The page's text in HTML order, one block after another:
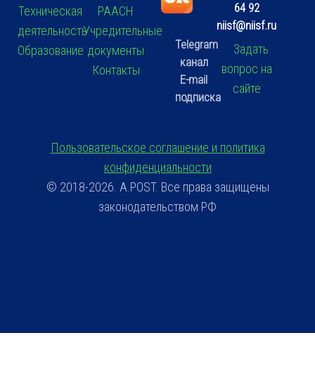
Техническая
деятельность
Образование
РААСН
Учредительные
документы
Контакты
Telegram
канал
E-mail
подписка
64 92
niisf@niisf.ru
Задать
вопрос на
сайте
Пользовательское соглашение и политика
конфиденциальности
© 2018-2026. A.POST. Все права защищены
законодательством РФ